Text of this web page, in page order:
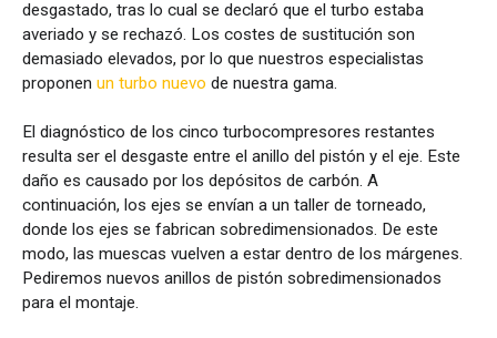
desgastado, tras lo cual se declaró que el turbo estaba
averiado y se rechazó. Los costes de sustitución son
demasiado elevados, por lo que nuestros especialistas
proponen un turbo nuevo de nuestra gama.
El diagnóstico de los cinco turbocompresores restantes
resulta ser el desgaste entre el anillo del pistón y el eje. Este
daño es causado por los depósitos de carbón. A
continuación, los ejes se envían a un taller de torneado,
donde los ejes se fabrican sobredimensionados. De este
modo, las muescas vuelven a estar dentro de los márgenes.
Pediremos nuevos anillos de pistón sobredimensionados
para el montaje.